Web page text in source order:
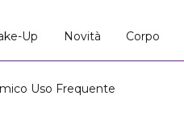
Up Novità Corpo
Uso Frequente